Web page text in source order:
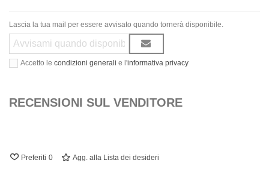
Lascia la tua mail per essere avvisato quando tornerà disponibile.
Accetto le condizioni generali e l'informativa privacy
RECENSIONI SUL VENDITORE
Preferiti 0 Agg. alla Lista dei desideri